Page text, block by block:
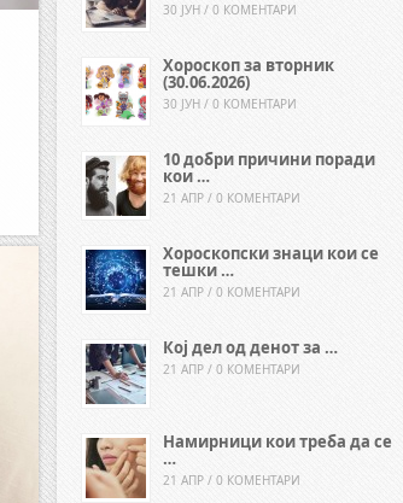
30 ЈУН / 0 КОМЕНТАРИ
Хороскоп за вторник
(30.06.2026)
30 ЈУН / 0 КОМЕНТАРИ
10 добри причини поради
кои …
21 АПР / 0 КОМЕНТАРИ
Хороскопски знаци кои се
тешки …
21 АПР / 0 КОМЕНТАРИ
Кој дел од денот за …
21 АПР / 0 КОМЕНТАРИ
Намирници кои треба да се
…
21 АПР / 0 КОМЕНТАРИ